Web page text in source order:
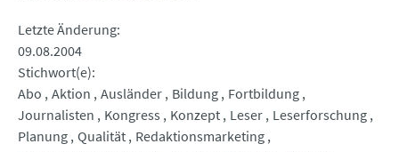
Letzte Änderung
09.08.2004
Stichwort(e)
Abo Aktion Ausländer Bildung Fortbildung
Journalisten
Kongress Konzept Leser Leserforschung
Planung Qualität Redaktionsmarketing